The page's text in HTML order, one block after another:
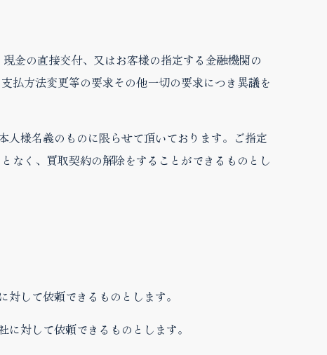
金の直接交付、又はお客様の指定する金融機関の
払方法変更等の要求その他一切の要求につき異議を
人様名義のものに限らせて頂いております。ご指定
なく、買取契約の解除をすることができるものとし
して依頼できるものとします。
対して依頼できるものとします。